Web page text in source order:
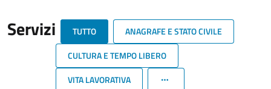
Servizi TUTTO
ANAGRAFE E STATO CIVILE
CULTURA E TEMPO LIBERO
VITA LAVORATIVA